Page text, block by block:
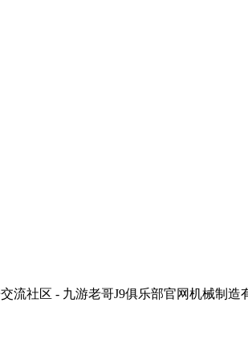
区 - 九游老哥J9俱乐部官网机械制造